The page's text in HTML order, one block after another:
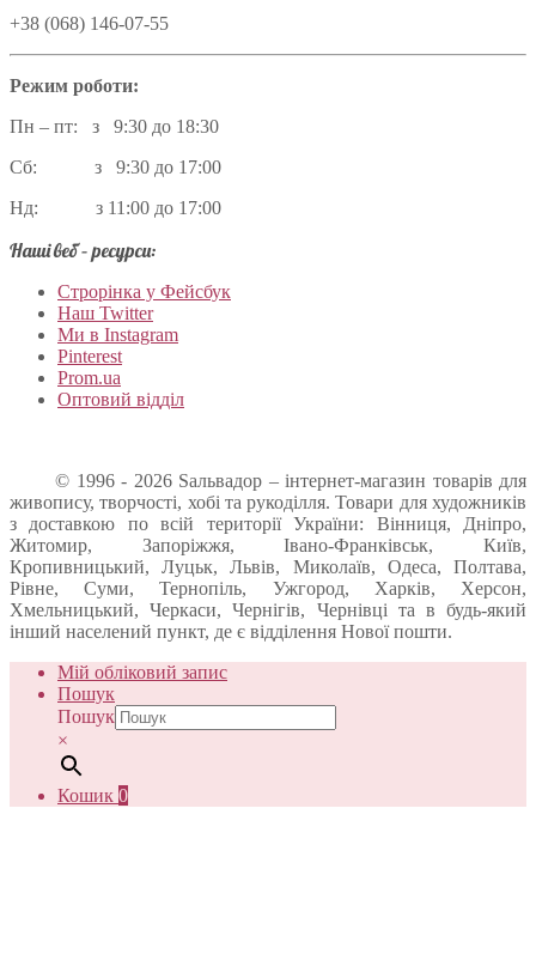
+38 (068) 146-07-55
Режим роботи:
Пн – пт: з 9:30 до 18:30
Сб: з 9:30 до 17:00
Нд: з 11:00 до 17:00
Наші веб – ресурси:
Строрінка у Фейсбук
Наш Twitter
Ми в Instagram
Pinterest
Prom.ua
Оптовий відділ
© 1996 - 2026 Sальвадор – інтернет-магазин товарів для
живопису, творчості, хобі та рукоділля. Товари для художників
з доставкою по всій території України: Вінниця, Дніпро,
Житомир, Запоріжжя, Івано-Франківськ, Київ,
Кропивницький, Луцьк, Львів, Миколаїв, Одеса, Полтава,
Рівне, Суми, Тернопіль, Ужгород, Харків, Херсон,
Хмельницький, Черкаси, Чернігів, Чернівці та в будь-який
інший населений пункт, де є відділення Нової пошти.
Мій обліковий запис
Пошук
Пошук
×
Кошик 0